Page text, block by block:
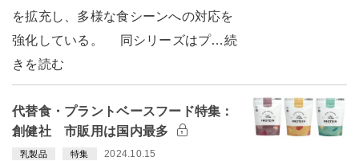
を拡充し、多様な食シーンへの対応を
強化している。 同シリーズはプ…続
きを読む
代替食・プラントベースフード特集：
創健社 市販用は国内最多
乳製品 特集 2024.10.15